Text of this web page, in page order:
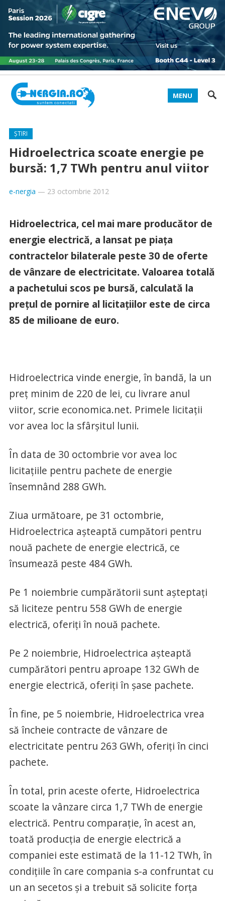
MENU
ȘTIRI
Hidroelectrica scoate energie pe
bursă: 1,7 TWh pentru anul viitor
e-nergia — 23 octombrie 2012
Hidroelectrica, cel mai mare producător de
energie electrică, a lansat pe piaţa
contractelor bilaterale peste 30 de oferte
de vânzare de electricitate. Valoarea totală
a pachetului scos pe bursă, calculată la
preţul de pornire al licitaţiilor este de circa
85 de milioane de euro.
Hidroelectrica vinde energie, în bandă, la un
preţ minim de 220 de lei, cu livrare anul
viitor, scrie economica.net. Primele licitaţii
vor avea loc la sfârşitul lunii.
În data de 30 octombrie vor avea loc
licitaţiile pentru pachete de energie
însemnând 288 GWh.
Ziua următoare, pe 31 octombrie,
Hidroelectrica aşteaptă cumpători pentru
nouă pachete de energie electrică, ce
însumează peste 484 GWh.
Pe 1 noiembrie cumpărătorii sunt aşteptaţi
să liciteze pentru 558 GWh de energie
electrică, oferiţi în nouă pachete.
Pe 2 noiembrie, Hidroelectrica aşteaptă
cumpărători pentru aproape 132 GWh de
energie electrică, oferiţi în şase pachete.
În fine, pe 5 noiembrie, Hidroelectrica vrea
să încheie contracte de vânzare de
electricitate pentru 263 GWh, oferiţi în cinci
pachete.
În total, prin aceste oferte, Hidroelectrica
scoate la vânzare circa 1,7 TWh de energie
electrică. Pentru comparaţie, în acest an,
toată producţia de energie electrică a
companiei este estimată de la 11-12 TWh, în
condiţiile în care compania s-a confruntat cu
un an secetos şi a trebuit să solicite forţa